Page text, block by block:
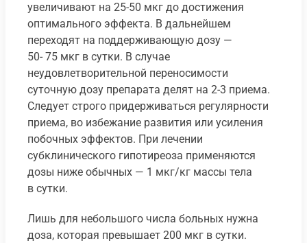
увеличивают на 25-50 мкг до достижения
оптимального эффекта. В дальнейшем
переходят на поддерживающую дозу —
50- 75 мкг в сутки. В случае
неудовлетворительной переносимости
суточную дозу препарата делят на 2-3 приема.
Следует строго придерживаться регулярности
приема, во избежание развития или усиления
побочных эффектов. При лечении
субклинического гипотиреоза применяются
дозы ниже обычных — 1 мкг/кг массы тела
в сутки.
Лишь для небольшого числа больных нужна
доза, которая превышает 200 мкг в сутки.